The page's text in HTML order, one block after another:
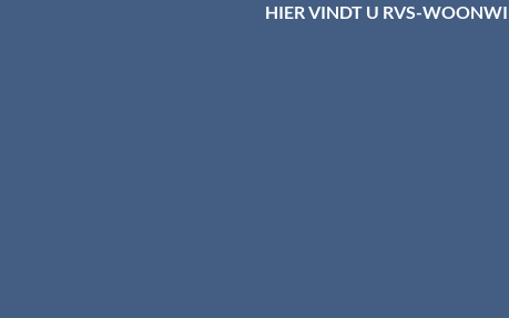
HIER VINDT U RVS-